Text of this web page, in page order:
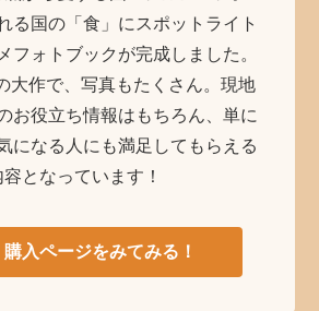
る国の「食」にスポットライト
フォトブックが完成しました。
大作で、写真もたくさん。現地
お役立ち情報はもちろん、単に
になる人にも満足してもらえる
容となっています！
入ページをみてみる！